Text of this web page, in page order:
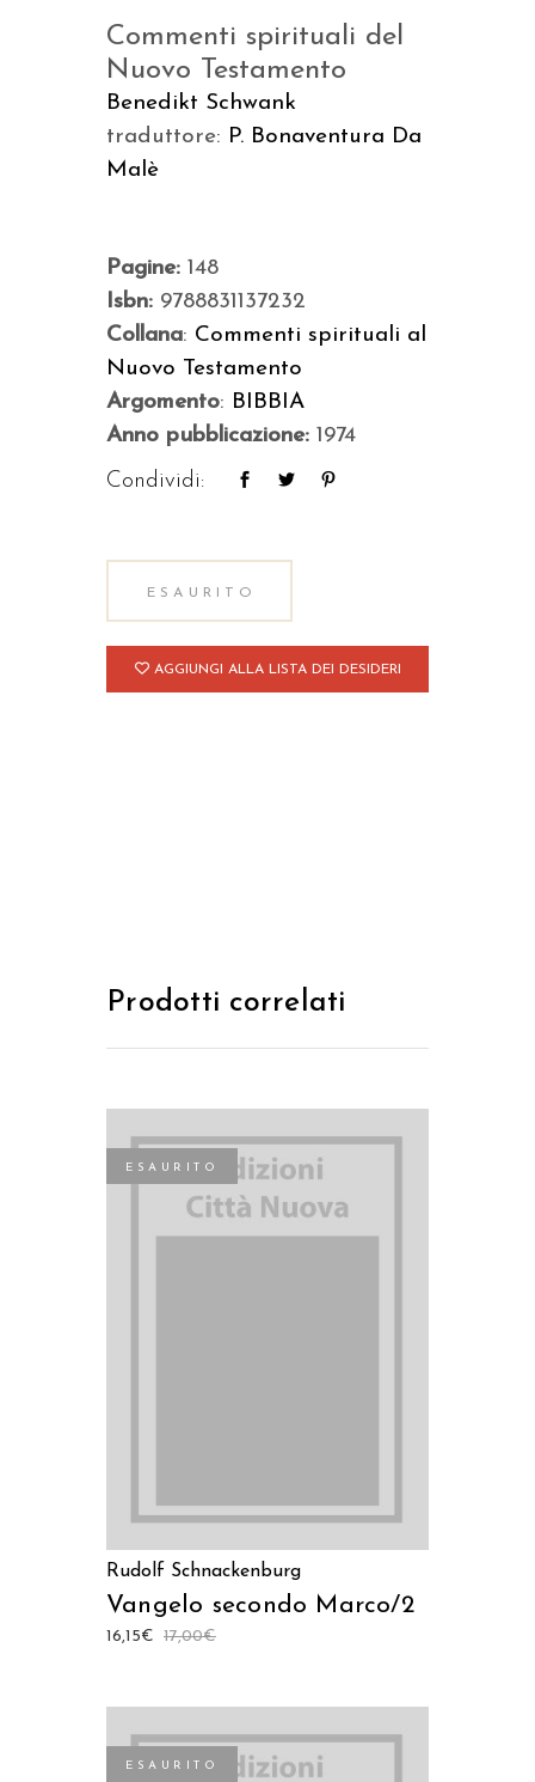
Commenti spirituali del
Nuovo Testamento
Benedikt Schwank
traduttore: P. Bonaventura Da
Malè
Pagine: 148
Isbn: 9788831137232
Collana: Commenti spirituali al
Nuovo Testamento
Argomento: BIBBIA
Anno pubblicazione: 1974
Condividi:
ESAURITO
AGGIUNGI ALLA LISTA DEI DESIDERI
Prodotti correlati
ESAURITO
Rudolf Schnackenburg
Vangelo secondo Marco/2
17,00€
16,15€
ESAURITO